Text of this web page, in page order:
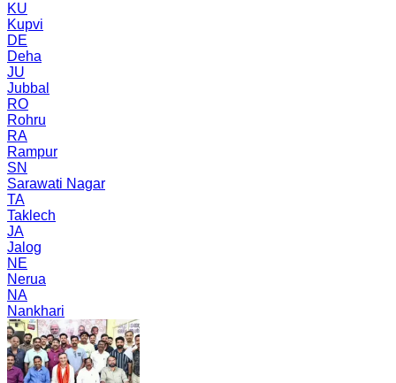
KU
Kupvi
DE
Deha
JU
Jubbal
RO
Rohru
RA
Rampur
SN
Sarawati Nagar
TA
Taklech
JA
Jalog
NE
Nerua
NA
Nankhari